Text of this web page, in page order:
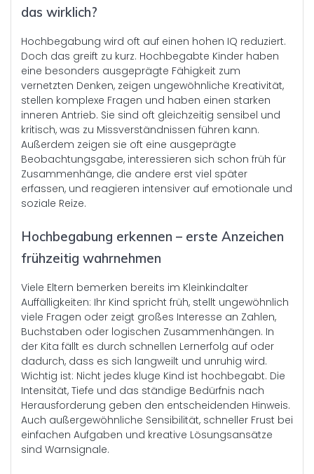
das wirklich?
Hochbegabung wird oft auf einen hohen IQ reduziert.
Doch das greift zu kurz. Hochbegabte Kinder haben
eine besonders ausgeprägte Fähigkeit zum
vernetzten Denken, zeigen ungewöhnliche Kreativität,
stellen komplexe Fragen und haben einen starken
inneren Antrieb. Sie sind oft gleichzeitig sensibel und
kritisch, was zu Missverständnissen führen kann.
Außerdem zeigen sie oft eine ausgeprägte
Beobachtungsgabe, interessieren sich schon früh für
Zusammenhänge, die andere erst viel später
erfassen, und reagieren intensiver auf emotionale und
soziale Reize.
Hochbegabung erkennen – erste Anzeichen
frühzeitig wahrnehmen
Viele Eltern bemerken bereits im Kleinkindalter
Auffälligkeiten: Ihr Kind spricht früh, stellt ungewöhnlich
viele Fragen oder zeigt großes Interesse an Zahlen,
Buchstaben oder logischen Zusammenhängen. In
der Kita fällt es durch schnellen Lernerfolg auf oder
dadurch, dass es sich langweilt und unruhig wird.
Wichtig ist: Nicht jedes kluge Kind ist hochbegabt. Die
Intensität, Tiefe und das ständige Bedürfnis nach
Herausforderung geben den entscheidenden Hinweis.
Auch außergewöhnliche Sensibilität, schneller Frust bei
einfachen Aufgaben und kreative Lösungsansätze
sind Warnsignale.